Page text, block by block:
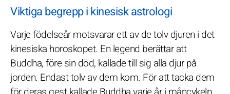
Viktiga begrepp i kinesisk astrologi
Varje födelseår motsvarar ett av de tolv djuren i det
kinesiska horoskopet. En legend berättar att
Buddha, före sin död, kallade till sig alla djur på
jorden. Endast tolv av dem kom. För att tacka dem